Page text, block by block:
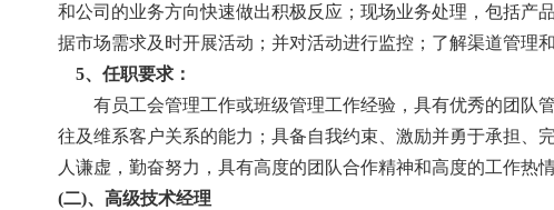
和公司的业务方向快速做出积极反应；现场业务处理，包括产
据市场需求及时开展活动；并对活动进行监控；了解渠道管理
5、任职要求：
有员工会管理工作或班级管理工作经验，具有优秀的团队
往及维系客户关系的能力；具备自我约束、激励并勇于承担、
人谦虚，勤奋努力，具有高度的团队合作精神和高度的工作热情
(二)、高级技术经理